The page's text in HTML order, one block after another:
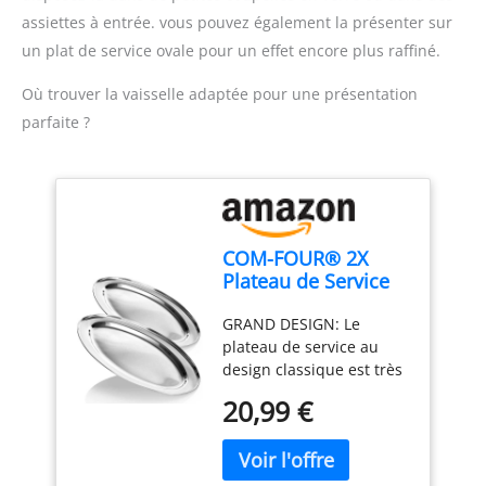
légèreté. ORIGINES(S):
FRANCE, CALIBRE(S):
Pomme calibre 135-165g,
1 MENTIONS LEGALES:
Pour toutes questions ou
informations concernant
l’Origine, la Variété, le
Calibre ou la Catégorie,
vous pouvez contacter
directement Chronodrive
via votre messagerie
Amazon. Photographie
assiettes à entrée. vous pouvez également la présenter sur
un plat de service ovale pour un effet encore plus raffiné.
Où trouver la vaisselle adaptée pour une présentation
parfaite ?
COM-FOUR® 2X
Plateau de Service
Plateau Ovale
GRAND DESIGN: Le
plateau de service au
design classique est très
les buffets lors de
mariages, anniversaires
et autres célébrations!
20,99 €